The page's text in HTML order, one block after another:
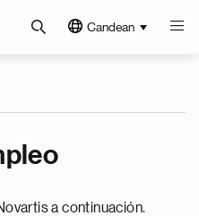
Candean
a continuación.